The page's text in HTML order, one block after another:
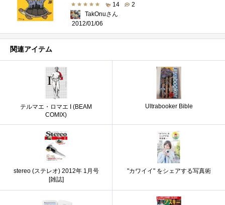
14
2
TakOnuさん
2012/01/06
関連アイテム
テルマエ・ロマエ I (BEAM
COMIX)
Ultrabooker Bible
stereo (ステレオ) 2012年 1月号
[雑誌]
"カワイイ" をシェアする写真術